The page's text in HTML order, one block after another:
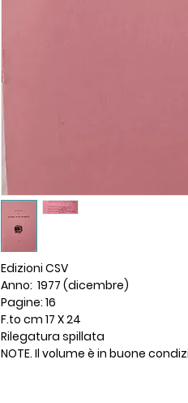
Edizioni CSV
Anno: 1977 (dicembre)
Pagine: 16
F.to cm 17 X 24
Rilegatura spillata
NOTE. Il volume è in buone